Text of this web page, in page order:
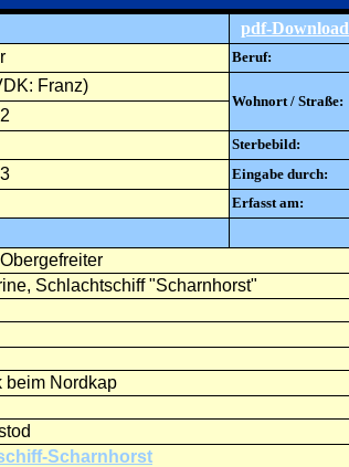
pdf-Download
Beruf:
Franz)
Wohnort / Straße:
Sterbebild:
Eingabe durch:
Erfasst am:
Schlachtschiff "Scharnhorst"
beim Nordkap
Scharnhorst